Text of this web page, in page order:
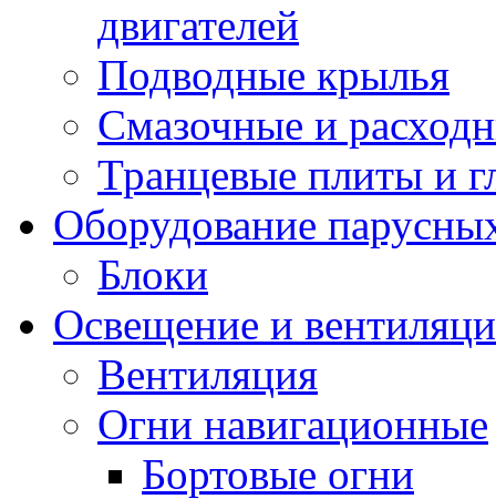
двигателей
Подводные крылья
Смазочные и
Транцевые плиты и
Оборудование
Блоки
Освещение и
Вентиляция
Огни навигационные
Бортовые огни